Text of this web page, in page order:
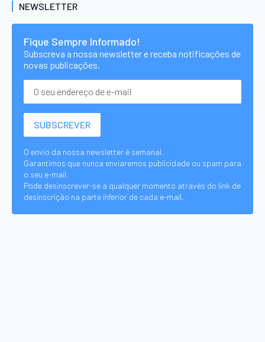
NEWSLETTER
Fique Sempre Informado!
Subscreva a nossa newsletter e receba notificações de
novas publicações.
O envio da nossa newsletter é semanal.
Garantimos que nunca enviaremos publicidade ou spam para
o seu e-mail.
Pode desinscrever-se a qualquer momento através do link de
desinscrição na parte inferior de cada e-mail.